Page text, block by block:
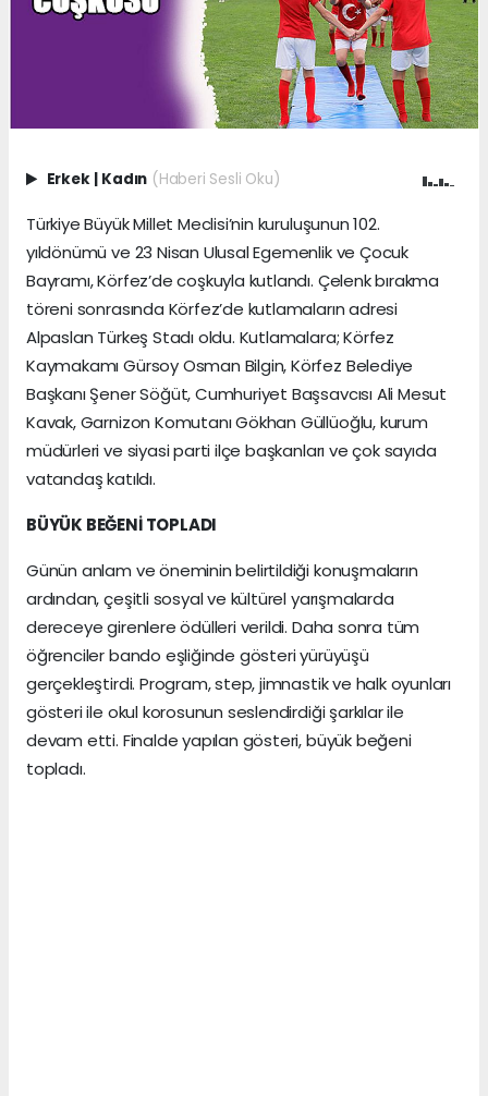
Erkek | Kadın (Haberi Sesli Oku)
Türkiye Büyük Millet Meclisi’nin kuruluşunun 102.
yıldönümü ve 23 Nisan Ulusal Egemenlik ve Çocuk
Bayramı, Körfez’de coşkuyla kutlandı. Çelenk bırakma
töreni sonrasında Körfez’de kutlamaların adresi
Alpaslan Türkeş Stadı oldu. Kutlamalara; Körfez
Kaymakamı Gürsoy Osman Bilgin, Körfez Belediye
Başkanı Şener Söğüt, Cumhuriyet Başsavcısı Ali Mesut
Kavak, Garnizon Komutanı Gökhan Güllüoğlu, kurum
müdürleri ve siyasi parti ilçe başkanları ve çok sayıda
vatandaş katıldı.
BÜYÜK BEĞENİ TOPLADI
Günün anlam ve öneminin belirtildiği konuşmaların
ardından, çeşitli sosyal ve kültürel yarışmalarda
dereceye girenlere ödülleri verildi. Daha sonra tüm
öğrenciler bando eşliğinde gösteri yürüyüşü
gerçekleştirdi. Program, step, jimnastik ve halk oyunları
gösteri ile okul korosunun seslendirdiği şarkılar ile
devam etti. Finalde yapılan gösteri, büyük beğeni
topladı.